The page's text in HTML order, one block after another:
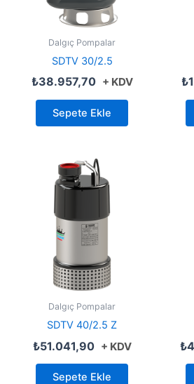
Dalgıç Pompalar
SDTV 30/2.5
₺38.957,70 + KDV
Sepete Ekle
₺
Dalgıç Pompalar
SDTV 40/2.5 Z
₺51.041,90 + KDV
Sepete Ekle
₺